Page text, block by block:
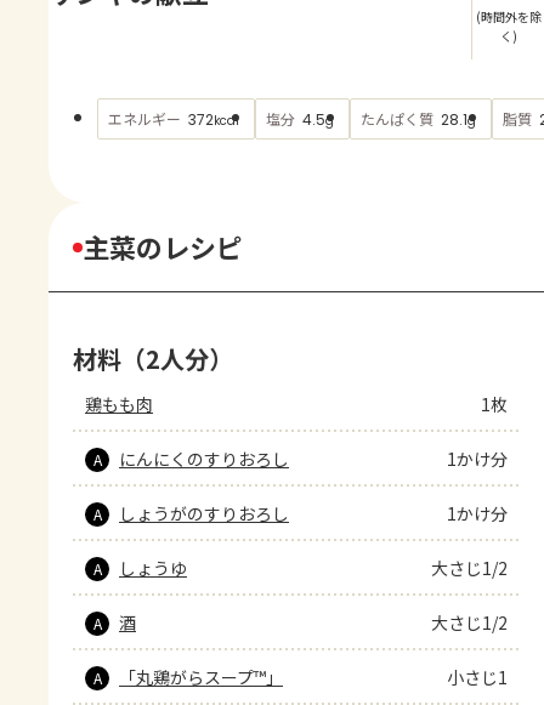
(時間外を除
く)
エネルギー 372kcal 塩分 4.5g たんぱく質 28.1g 脂質
主菜のレシピ
材料（2人分）
鶏もも肉 1枚
A にんにくのすりおろし 1かけ分
A しょうがのすりおろし 1かけ分
A しょうゆ 大さじ1/2
A 酒 大さじ1/2
A 「丸鶏がらスープ™」 小さじ1